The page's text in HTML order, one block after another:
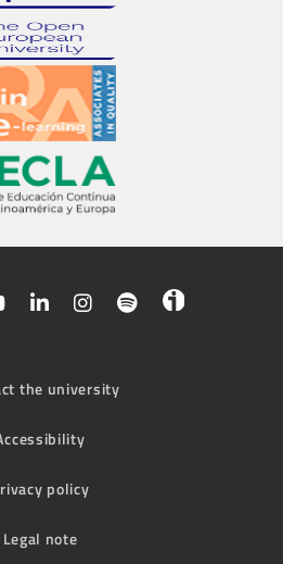
the university
policy
Legal note